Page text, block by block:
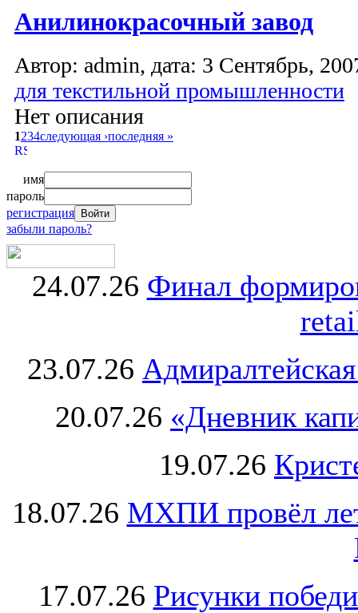
Анилинокрасочный завод
Автор: admin, дата: 3 Сентябрь,
для текстильной промышленности
Нет описания
1234следующая ›последняя »
имя
пароль
регистрация
забыли пароль?
24.07.26 Финал
23.07.26
20.07.26 «Дневник
19.07.26
18.07.26 МХПИ провёл
17.07.26 Рисунки